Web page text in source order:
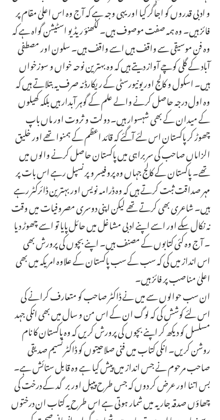
و ادبی قدروں کو اجاگر کیا اور یہی وجہ ہے کہ آج وہ اس اعلیٰ مقام پر
فائز ہیں۔ وہ ہمہ صفت موصوف ہیں۔ لکھنؤ ریڈیو اسٹیشن گواہ ہے کہ
وہ فن موسیقی سے واقف ہیں اسے واقف ہیں۔ سلون اور مصطفی
آباد کے گلی کوچے آواز دیتے ہیں کہ وہ بهترین نوحه خواں و سوزخواں
ہیں۔ اسکول و کالج اور یونیورسٹی کے ریکارڈ نہ صرف یہ بتلاتے ہیں کہ
وہ اول درجہ حاصل کرنے والے علم کے گوہر آبدار ہیں بلکہ کھیلوں
کے میدان کے بھی شہسوار ہیں۔ دولت و ثروت اور ماں باپ
چھوڑ کر پاکستان اس لئے آگئے کہ قائد اعظم کے ہمنوا تھے اور خلیق
الزاماں صاحب کی سربراہی میں پاکستان حاصل کرنے والوں میں
تھے۔ پاکستان کے کالج جہاں وہ پروفیسر و پر نسپل رہے اس بات پر
مہر صداقت ثبت کرتے ہیں کہ وہ ڈرامہ نویس اور بہترین ڈائرکٹر رہے
ہیں۔ شاعری بھی کرتے تھے لیکن اپنی دوسری مصروفیات میں وقت
نہ نکال سکے اور اسے اپنے ادبی مشاغل میں حائل پایا تو اسے چھوڑ دیا
۔ آج وہ کئی کتابوں کے مصنف ہیں۔ اپنے بچوں کی پرورش بھی
اس انداز میں کی کہ سب کے سب پاکستان کے علاوہ امریکہ میں بھی
اعلیٰ مناصب پر فائز ہیں۔
ان سب حوالوں سے میں نے ڈاکٹر صاحب کو متعارف کرانے کی
اس لئے کوشش کی کہ لوگ ان کے اس من و سال میں بھی انکی جہد
مسلسل کو دیکھ کر اپنے بچوں کی پرورش کریں کہ وہ پاکستان کا نام
روشن کریں۔ انکی کتاب میں فنی صلاحیتوں کو ڈاکٹر نسیم صدیقی
صاحب مرحوم نے جس انداز میں پیش کیا ہے وہ قابل ستائش ہے۔
بس اتنا اور عرض کر دوں کہ جس طرح پیپل اور برگد کے درخت کی
چھاؤں صدقہ جاریہ میں شمار ہوتی ہے اس طرح یہ کتاب ان درختوں